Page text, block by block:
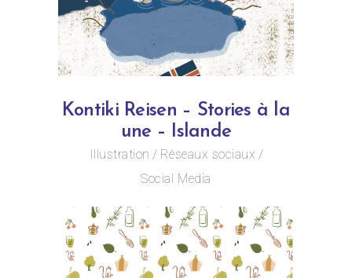
Kontiki Reisen – Stories à la
une – Islande
Illustration
Réseaux sociaux
Social Media